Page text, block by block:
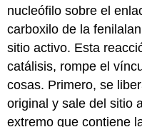
nucleófilo sobre el
carboxilo de la
sitio activo. Esta
catálisis, rompe el
cosas. Primero, se
original y sale del sitio
extremo que contiene